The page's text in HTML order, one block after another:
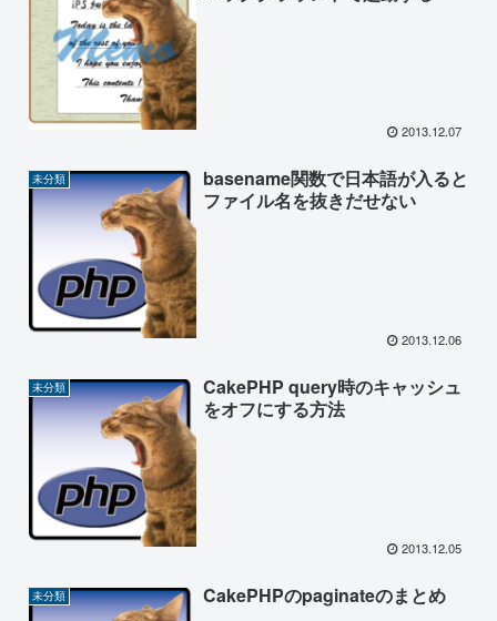
2013.12.07
未分類
basename関数で日本語が入ると
ファイル名を抜きだせない
2013.12.06
未分類
CakePHP query時のキャッシュ
をオフにする方法
2013.12.05
未分類 CakePHPのpaginateのまとめ